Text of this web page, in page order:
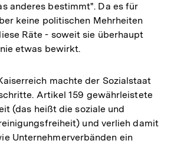
anderes bestimmt". Da es für
keine politischen Mehrheiten
Räte - soweit sie überhaupt
etwas bewirkt.
machte der Sozialstaat
Artikel 159 gewährleistete
(das heißt die soziale und
und verlieh damit
Unternehmerverbänden ein